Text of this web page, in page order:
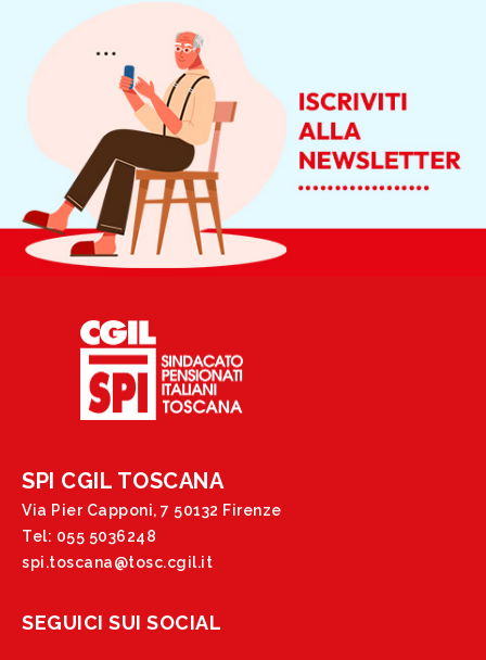
SPI CGIL TOSCANA
Via Pier Capponi, 7 50132 Firenze
Tel: 055 5036248
spi.toscana@tosc.cgil.it
SEGUICI SUI SOCIAL